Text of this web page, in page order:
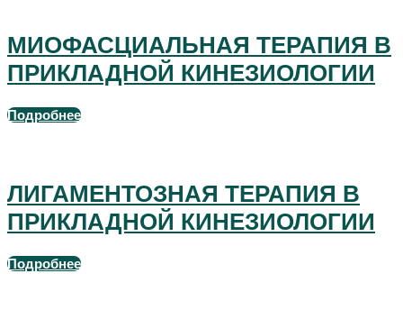
МИОФАСЦИАЛЬНАЯ ТЕРАПИЯ В
ПРИКЛАДНОЙ КИНЕЗИОЛОГИИ
Подробнее
ЛИГАМЕНТОЗНАЯ ТЕРАПИЯ В
ПРИКЛАДНОЙ КИНЕЗИОЛОГИИ
Подробнее